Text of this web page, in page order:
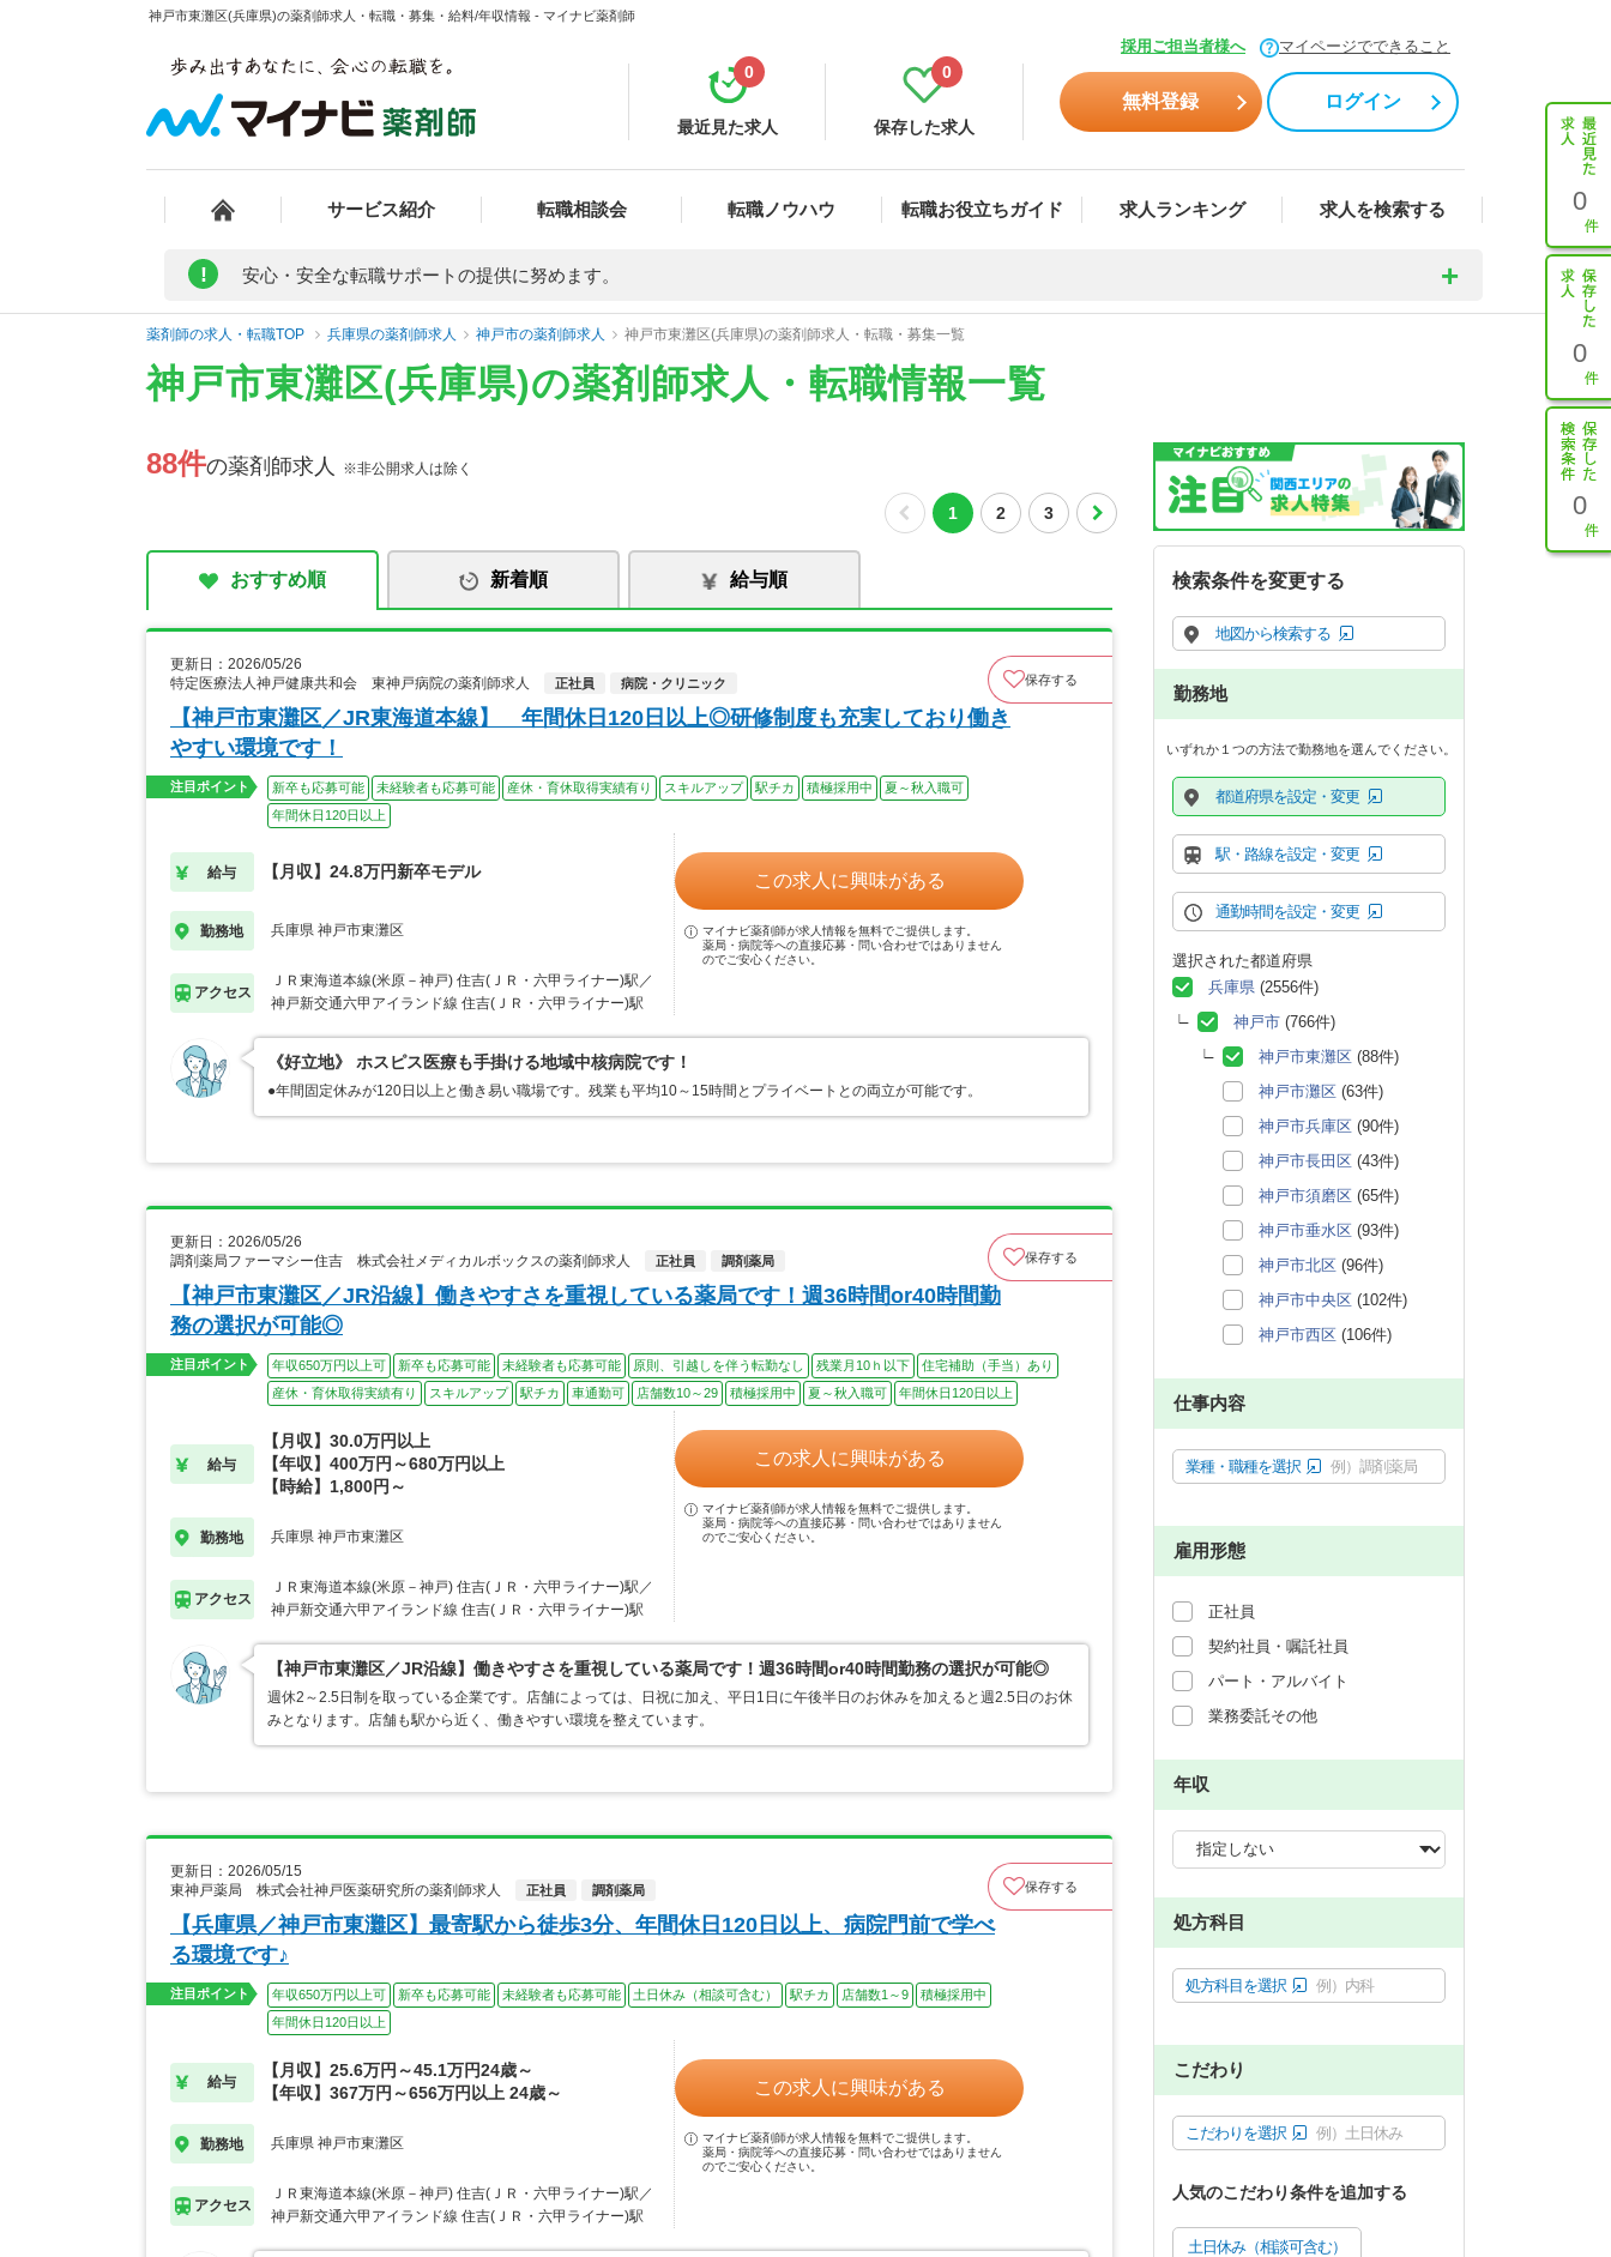
神戸市東灘区(兵庫県)の薬剤師求人・転職・募集・給料/年収情報 - マイナビ薬剤師
採用ご担当者様へ マイページでできること
最近見た求人
0
保存した求人
0
無料登録 ログイン
サービス紹介 転職相談会 転職ノウハウ 転職お役立ちガイド 求人ランキング 求人を検索する 0
0
0
! 安心・安全な転職サポートの提供に努めます。
薬剤師の求人・転職TOP 兵庫県の薬剤師求人 神戸市の薬剤師求人 神戸市東灘区(兵庫県)の薬剤師求人・転職・募集一覧
神戸市東灘区(兵庫県)の薬剤師求人・転職情報一覧
88件の薬剤師求人 ※非公開求人は除く
1 2 3
おすすめ順 新着順 給与順
更新日：2026/05/26
特定医療法人神戸健康共和会 東神戸病院の薬剤師求人
正社員 病院・クリニック 保存する
【神戸市東灘区／JR東海道本線】 年間休日120日以上◎研修制度も充実しており働き
やすい環境です！
注目ポイント 新卒も応募可能 未経験者も応募可能 産休・育休取得実績有り スキルアップ 駅チカ 積極採用中
夏～秋入職可
年間休日120日以上
給与 【月収】24.8万円新卒モデル
勤務地 兵庫県 神戸市東灘区
アクセス
ＪＲ東海道本線(米原－神戸) 住吉(ＪＲ・六甲ライナー)駅／
神戸新交通六甲アイランド線 住吉(ＪＲ・六甲ライナー)駅
この求人に興味がある
マイナビ薬剤師が求人情報を無料でご提供します。
薬局・病院等への直接応募・問い合わせではありません
のでご安心ください。
《好立地》 ホスピス医療も手掛ける地域中核病院です！
●年間固定休みが120日以上と働き易い職場です。残業も平均10～15時間とプライベートとの両立が可能です。
更新日：2026/05/26
調剤薬局ファーマシー住吉 株式会社メディカルボックスの薬剤師求人
正社員 調剤薬局 保存する
【神戸市東灘区／JR沿線】働きやすさを重視している薬局です！週36時間or40時間勤
務の選択が可能◎
注目ポイント 年収650万円以上可 新卒も応募可能 未経験者も応募可能 原則、引越しを伴う転勤なし 残業月10ｈ以下
住宅補助（手当）あり
産休・育休取得実績有り
スキルアップ 駅チカ 車通勤可 店舗数10～29 積極採用中 夏～秋入職可 年間休日120日以上
給与
【月収】30.0万円以上
【年収】400万円～680万円以上
【時給】1,800円～
勤務地 兵庫県 神戸市東灘区
アクセス
ＪＲ東海道本線(米原－神戸) 住吉(ＪＲ・六甲ライナー)駅／
神戸新交通六甲アイランド線 住吉(ＪＲ・六甲ライナー)駅
この求人に興味がある
マイナビ薬剤師が求人情報を無料でご提供します。
薬局・病院等への直接応募・問い合わせではありません
のでご安心ください。
【神戸市東灘区／JR沿線】働きやすさを重視している薬局です！週36時間or40時間勤務の選択が可能◎
週休2～2.5日制を取っている企業です。店舗によっては、日祝に加え、平日1日に午後半日のお休みを加えると週2.5日のお休
みとなります。店舗も駅から近く、働きやすい環境を整えています。
更新日：2026/05/15
東神戸薬局 株式会社神戸医薬研究所の薬剤師求人
正社員 調剤薬局 保存する
【兵庫県／神戸市東灘区】最寄駅から徒歩3分、年間休日120日以上、病院門前で学べ
る環境です♪
注目ポイント 年収650万円以上可 新卒も応募可能 未経験者も応募可能 土日休み（相談可含む） 駅チカ 店舗数1～9
積極採用中
年間休日120日以上
給与
【月収】25.6万円～45.1万円24歳～
【年収】367万円～656万円以上 24歳～
勤務地 兵庫県 神戸市東灘区
アクセス
ＪＲ東海道本線(米原－神戸) 住吉(ＪＲ・六甲ライナー)駅／
神戸新交通六甲アイランド線 住吉(ＪＲ・六甲ライナー)駅
この求人に興味がある
マイナビ薬剤師が求人情報を無料でご提供します。
薬局・病院等への直接応募・問い合わせではありません
のでご安心ください。
検索条件を変更する
地図から検索する
勤務地
いずれか１つの方法で勤務地を選んでください。
都道府県を設定・変更
駅・路線を設定・変更
通勤時間を設定・変更
選択された都道府県
兵庫県 (2556件)
神戸市 (766件)
神戸市東灘区 (88件)
神戸市灘区 (63件)
神戸市兵庫区 (90件)
神戸市長田区 (43件)
神戸市須磨区 (65件)
神戸市垂水区 (93件)
神戸市北区 (96件)
神戸市中央区 (102件)
神戸市西区 (106件)
仕事内容
業種・職種を選択 例）調剤薬局
雇用形態
正社員
契約社員・嘱託社員
パート・アルバイト
業務委託その他
年収
処方科目
処方科目を選択 例）内科
こだわり
こだわりを選択 例）土日休み
人気のこだわり条件を追加する
土日休み（相談可含む）